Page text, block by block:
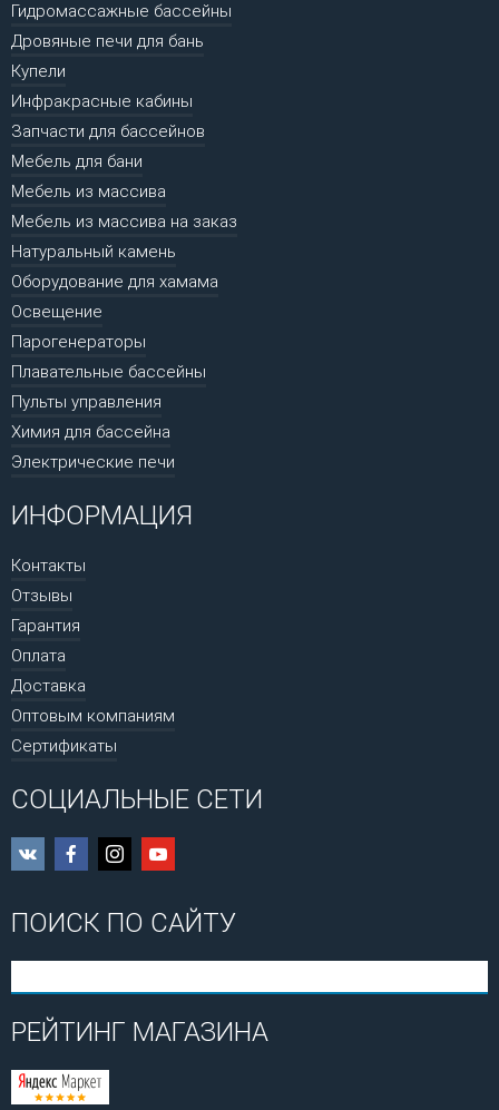
Гидромассажные бассейны
Дровяные печи для бань
Купели
Инфракрасные кабины
Запчасти для бассейнов
Мебель для бани
Мебель из массива
Мебель из массива на заказ
Натуральный камень
Оборудование для хамама
Освещение
Парогенераторы
Плавательные бассейны
Пульты управления
Химия для бассейна
Электрические печи
ИНФОРМАЦИЯ
Контакты
Отзывы
Гарантия
Оплата
Доставка
Оптовым компаниям
Сертификаты
СОЦИАЛЬНЫЕ СЕТИ
ПОИСК ПО САЙТУ
РЕЙТИНГ МАГАЗИНА